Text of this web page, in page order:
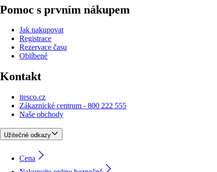
Pomoc s prvním nákupem
Jak nakupovat
Registrace
Rezervace času
Oblíbené
Kontakt
itesco.cz
Zákaznické centrum - 800 222 555
Naše obchody
Užitečné odkazy
Cena